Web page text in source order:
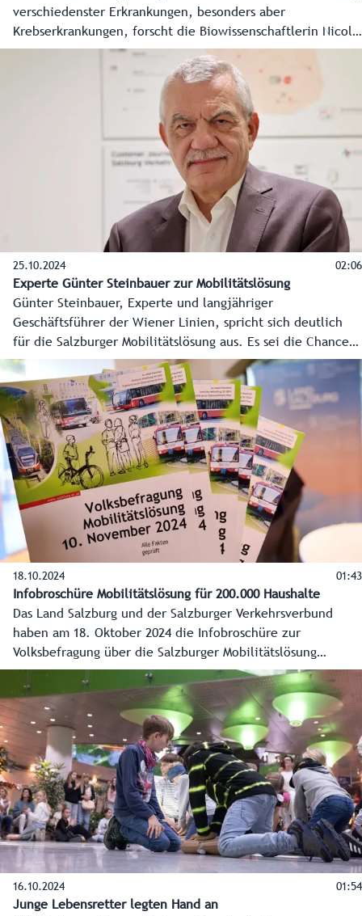
verschiedenster Erkrankungen, besonders aber
Krebserkrankungen, forscht die Biowissenschaftlerin Nicole
Meisner-Kober an einem Ludwig-Boltzmann-Institut in
Salzburg. Das ist ein Vorzeigebeispiel der Kompetenz
Salzburgs in Life Sciences, der Forschung und Entwicklung
in Gesundheit und Medizin. Der neue Masterplan Life
Sciences für Salzburg bringt 15 Millionen Euro von Land
und Bund zur Stärkung dieses Bereichs.
25.10.2024 02:06
Experte Günter Steinbauer zur Mobilitätslösung
Günter Steinbauer, Experte und langjähriger
Geschäftsführer der Wiener Linien, spricht sich deutlich
für die Salzburger Mobilitätslösung aus. Es sei die Chance,
den Menschen Lebensraum zurückzugeben. Die vor allem
in der Stadt Salzburg herrschende Angst vor Bauschäden
bei der unterirdischen Verlängerung der Lokalbahn ist laut
Steinbauer unbegründet.
18.10.2024 01:43
Infobroschüre Mobilitätslösung für 200.000 Haushalte
Das Land Salzburg und der Salzburger Verkehrsverbund
haben am 18. Oktober 2024 die Infobroschüre zur
Volksbefragung über die Salzburger Mobilitätslösung
vorgestellt. Sie gibt einen Überblick über die geplanten
Projekte, die Risiken, den Stand der Finanzierung und Infos
zur Teilnahme an der Volksbefragung. Diese wird als
amtliche Mitteilung an alle rund 200.000 Haushalte im
Flachgau und Tennengau sowie der Stadt Salzburg
zugestellt.
16.10.2024 01:54
Junge Lebensretter legten Hand an